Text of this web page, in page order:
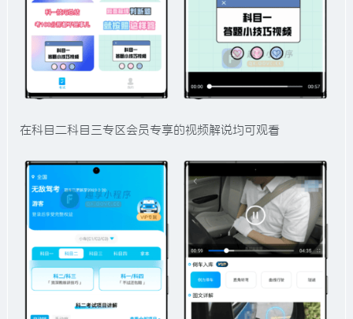
在科目二科目三专区会员专享的视频解说均可观看